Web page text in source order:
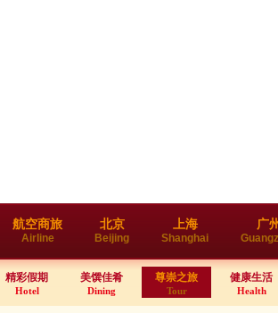
航空商旅
Airline
北京
Beijing
上海
Shanghai
广
精彩假期
Hotel
美馔佳肴
Dining
尊崇之旅
Tour
健康生活
Health